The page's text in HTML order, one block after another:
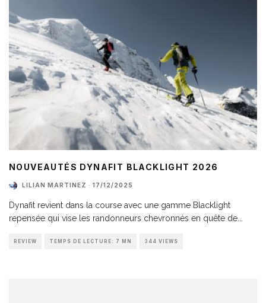
NOUVEAUTÉS DYNAFIT BLACKLIGHT 2026
LILIAN MARTINEZ · 17/12/2025
Dynafit revient dans la course avec une gamme Blacklight
repensée qui vise les randonneurs chevronnés en quête de
REVIEW TEMPS DE LECTURE: 7 MN 344 VIEWS